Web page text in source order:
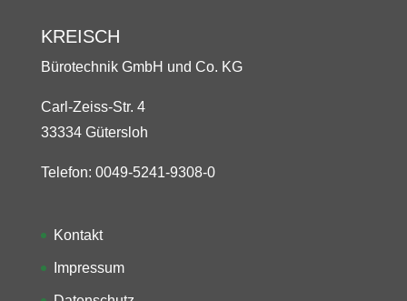
KREISCH
Bürotechnik GmbH und Co. KG
Carl-Zeiss-Str. 4
33334 Gütersloh
Telefon: 0049-5241-9308-0
Kontakt
Impressum